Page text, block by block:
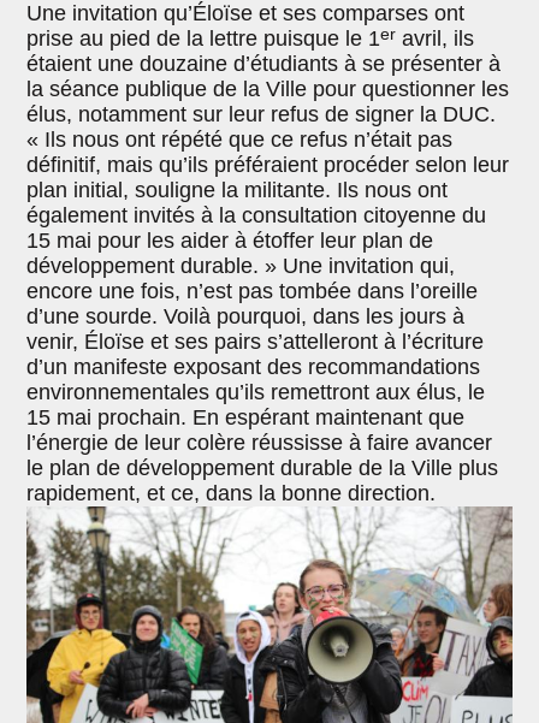
Une invitation qu’Éloïse et ses comparses ont
prise au pied de la lettre puisque le 1er avril, ils
étaient une douzaine d’étudiants à se présenter à
la séance publique de la Ville pour questionner les
élus, notamment sur leur refus de signer la DUC.
« Ils nous ont répété que ce refus n’était pas
définitif, mais qu’ils préféraient procéder selon leur
plan initial, souligne la militante. Ils nous ont
également invités à la consultation citoyenne du
15 mai pour les aider à étoffer leur plan de
développement durable. » Une invitation qui,
encore une fois, n’est pas tombée dans l’oreille
d’une sourde. Voilà pourquoi, dans les jours à
venir, Éloïse et ses pairs s’attelleront à l’écriture
d’un manifeste exposant des recommandations
environnementales qu’ils remettront aux élus, le
15 mai prochain. En espérant maintenant que
l’énergie de leur colère réussisse à faire avancer
le plan de développement durable de la Ville plus
rapidement, et ce, dans la bonne direction.